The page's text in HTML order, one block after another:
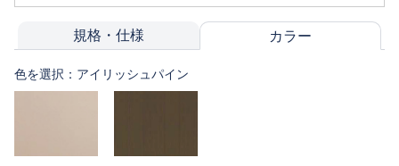
規格・仕様 カラー
色を選択： アイリッシュパイン